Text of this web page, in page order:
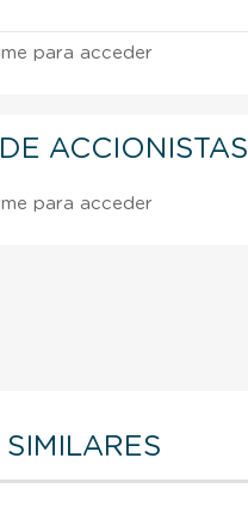
para acceder
ACCIONISTAS
para acceder